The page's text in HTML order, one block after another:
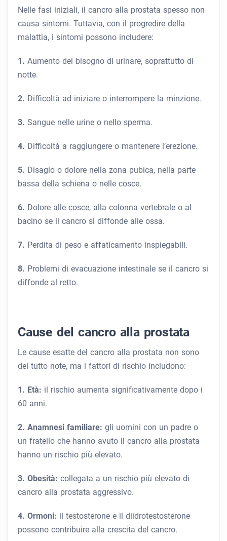
Nelle fasi iniziali, il cancro alla prostata spesso non
causa sintomi. Tuttavia, con il progredire della
malattia, i sintomi possono includere:
1. Aumento del bisogno di urinare, soprattutto di
notte.
2. Difficoltà ad iniziare o interrompere la minzione.
3. Sangue nelle urine o nello sperma.
4. Difficoltà a raggiungere o mantenere l’erezione.
5. Disagio o dolore nella zona pubica, nella parte
bassa della schiena o nelle cosce.
6. Dolore alle cosce, alla colonna vertebrale o al
bacino se il cancro si diffonde alle ossa.
7. Perdita di peso e affaticamento inspiegabili.
8. Problemi di evacuazione intestinale se il cancro si
diffonde al retto.
Cause del cancro alla prostata
Le cause esatte del cancro alla prostata non sono
del tutto note, ma i fattori di rischio includono:
1. Età: il rischio aumenta significativamente dopo i
60 anni.
2. Anamnesi familiare: gli uomini con un padre o
un fratello che hanno avuto il cancro alla prostata
hanno un rischio più elevato.
3. Obesità: collegata a un rischio più elevato di
cancro alla prostata aggressivo.
4. Ormoni: il testosterone e il diidrotestosterone
possono contribuire alla crescita del cancro.